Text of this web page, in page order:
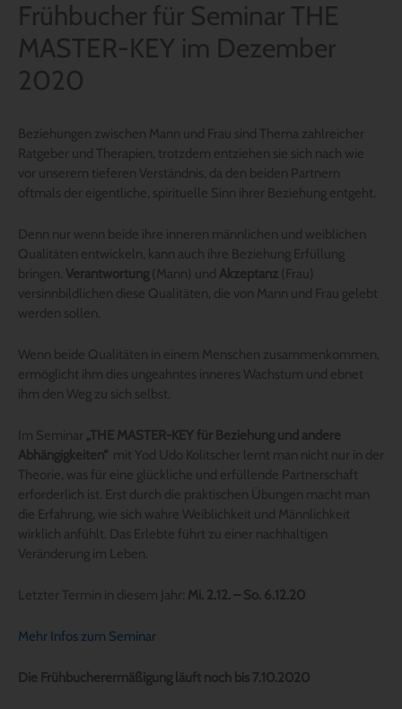
Frühbucher für Seminar THE
MASTER-KEY im Dezember
2020
Beziehungen zwischen Mann und Frau sind Thema zahlreicher
Ratgeber und Therapien, trotzdem entziehen sie sich nach wie
vor unserem tieferen Verständnis, da den beiden Partnern
oftmals der eigentliche, spirituelle Sinn ihrer Beziehung entgeht.
Denn nur wenn beide ihre inneren männlichen und weiblichen
Qualitäten entwickeln, kann auch ihre Beziehung Erfüllung
bringen. Verantwortung (Mann) und Akzeptanz (Frau)
versinnbildlichen diese Qualitäten, die von Mann und Frau gelebt
werden sollen.
Wenn beide Qualitäten in einem Menschen zusammenkommen,
ermöglicht ihm dies ungeahntes inneres Wachstum und ebnet
ihm den Weg zu sich selbst.
Im Seminar „THE MASTER-KEY für Beziehung und andere
Abhängigkeiten“ mit Yod Udo Kolitscher lernt man nicht nur in der
Theorie, was für eine glückliche und erfüllende Partnerschaft
erforderlich ist. Erst durch die praktischen Übungen macht man
die Erfahrung, wie sich wahre Weiblichkeit und Männlichkeit
wirklich anfühlt. Das Erlebte führt zu einer nachhaltigen
Veränderung im Leben.
Letzter Termin in diesem Jahr: Mi. 2.12. – So. 6.12.20
Mehr Infos zum Seminar
Die Frühbucherermäßigung läuft noch bis 7.10.2020